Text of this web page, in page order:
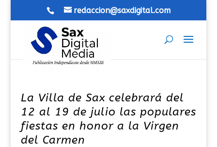
redaccion@saxdigital.com
La Villa de Sax celebrará del
12 al 19 de julio las populares
fiestas en honor a la Virgen
del Carmen